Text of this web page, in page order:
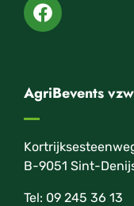
AgriBevents vzw
B-9051 Sint-
Tel: 09 245 36 13